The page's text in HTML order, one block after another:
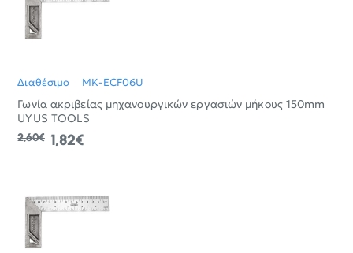
Διαθέσιμο MK-ECF06U
Γωνία ακριβείας μηχανουργικών εργασιών μήκους 150mm
UYUS TOOLS
1,82€
2,60€